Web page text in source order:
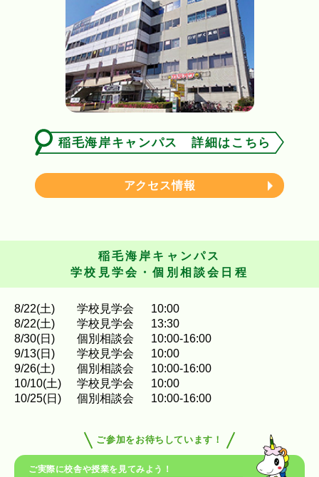
稲毛海岸キャンパス 詳細はこちら
アクセス情報
稲毛海岸キャンパス
学校見学会・個別相談会日程
8/22(土) 学校見学会
10:00
8/22(土) 学校見学会
13:30
8/30(日) 個別相談会
10:00-16:00
9/13(日) 学校見学会
10:00
9/26(土) 個別相談会
10:00-16:00
10/10(土) 学校見学会
10:00
10/25(日) 個別相談会 10:00-16:00
ご参加をお待ちしています！
ご実際に校舎や授業を見てみよう！